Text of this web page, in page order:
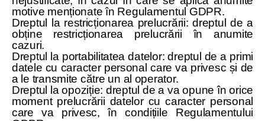
motive menționate în Regulamentul GDPR.
Dreptul la restricționarea prelucrării: dreptul de a
obține restricționarea prelucrării în anumite
cazuri.
Dreptul la portabilitatea datelor: dreptul de a primi
datele cu caracter personal care va privesc și de
a le transmite către un al operator.
Dreptul la opoziție: dreptul de a va opune în orice
moment prelucrării datelor cu caracter personal
care va privesc, în condițiile Regulamentului